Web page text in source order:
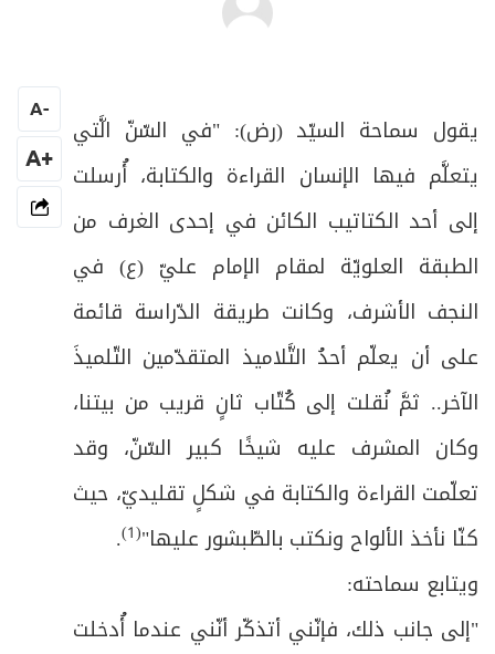
يقول سماحة السيّد (رض): "في السّنّ الَّتي
يتعلَّم فيها الإنسان القراءة والكتابة، أُرسلت
إلى أحد الكتاتيب الكائن في إحدى الغرف من
الطبقة العلويّة لمقام الإمام عليّ (ع) في
النجف الأشرف، وكانت طريقة الدّراسة قائمة
على أن يعلّم أحدُ التَّلاميذ المتقدّمين التّلميذَ
الآخر.. ثمَّ نُقلت إلى كُتّاب ثانٍ قريب من بيتنا،
وكان المشرف عليه شيخًا كبير السّنّ، وقد
تعلّمت القراءة والكتابة في شكلٍ تقليديّ، حيث
كنّا نأخذ الألواح ونكتب بالطّبشور عليها"(1)
.
ويتابع سماحته:
"إلى جانب ذلك، فإنّني أتذكّر أنّني عندما أُدخلت
-
A
+A